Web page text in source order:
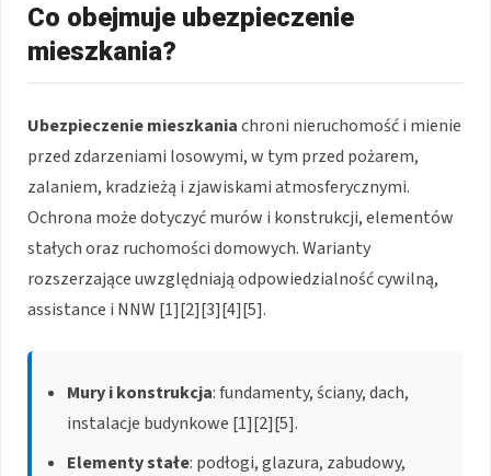
Co obejmuje ubezpieczenie
mieszkania?
Ubezpieczenie mieszkaniachroni nieruchomość i mienie
przed zdarzeniami losowymi, w tym przed pożarem,
zalaniem, kradzieżą i zjawiskami atmosferycznymi.
Ochrona może dotyczyć murów i konstrukcji, elementów
stałych oraz ruchomości domowych. Warianty
rozszerzające uwzględniają odpowiedzialność cywilną,
assistance i NNW [1][2][3][4][5].
Mury i konstrukcja: fundamenty, ściany, dach,
instalacje budynkowe [1][2][5].
Elementy stałe: podłogi, glazura, zabudowy,